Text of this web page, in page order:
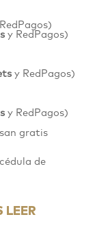
y RedPagos)
y RedPagos)
y RedPagos)
gratis
de
LEER